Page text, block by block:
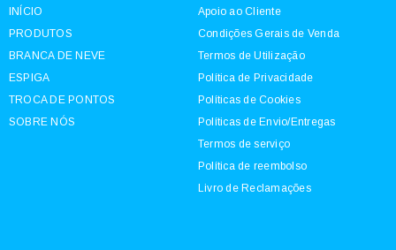
INÍCIO
PRODUTOS
BRANCA DE NEVE
ESPIGA
TROCA DE PONTOS
SOBRE NÓS
Apoio ao Cliente
Condições Gerais de Venda
Termos de Utilização
Política de Privacidade
Políticas de Cookies
Políticas de Envio/Entregas
Termos de serviço
Política de reembolso
Livro de Reclamações